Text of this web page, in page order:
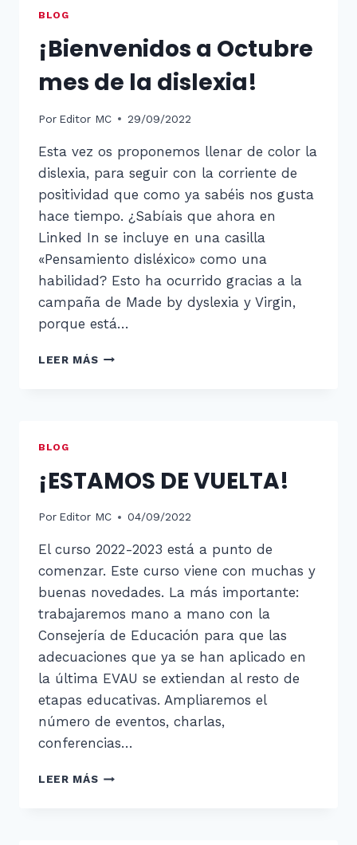
BLOG
¡Bienvenidos a Octubre
mes de la dislexia!
Por Editor MC 29/09/2022
Esta vez os proponemos llenar de color la
dislexia, para seguir con la corriente de
positividad que como ya sabéis nos gusta
hace tiempo. ¿Sabíais que ahora en
Linked In se incluye en una casilla
«Pensamiento disléxico» como una
habilidad? Esto ha ocurrido gracias a la
campaña de Made by dyslexia y Virgin,
porque está…
LEER MÁS¡BIENVENIDOS
BLOG
¡ESTAMOS DE VUELTA!
Por Editor MC 04/09/2022
El curso 2022-2023 está a punto de
comenzar. Este curso viene con muchas y
buenas novedades. La más importante:
trabajaremos mano a mano con la
Consejería de Educación para que las
adecuaciones que ya se han aplicado en
la última EVAU se extiendan al resto de
etapas educativas. Ampliaremos el
número de eventos, charlas,
conferencias…
LEER MÁS¡ESTAMOS